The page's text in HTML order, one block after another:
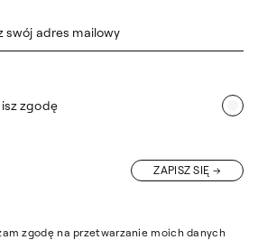
swój adres mailowy
zgodę
ZAPISZ SIĘ
zgodę na przetwarzanie moich danych